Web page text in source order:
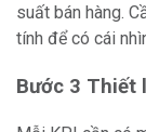
suất bán hàng.
tính để có cái
Bước 3 Thiết